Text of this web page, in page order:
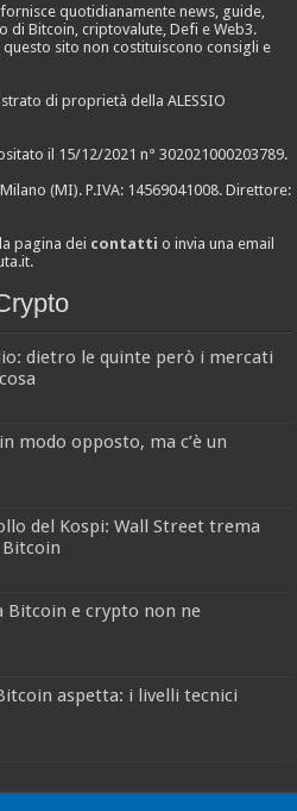
quotidianamente news, guide,
di Bitcoin, criptovalute, Defi e Web3.
sito non costituiscono consigli e
di proprietà della ALESSIO
il 15/12/2021 n° 302021000203789.
(MI). P.IVA: 14569041008. Direttore:
pagina dei contatti o invia una email
.
dietro le quinte però i mercati
modo opposto, ma c’è un
del Kospi: Wall Street trema
Bitcoin e crypto non ne
aspetta: i livelli tecnici